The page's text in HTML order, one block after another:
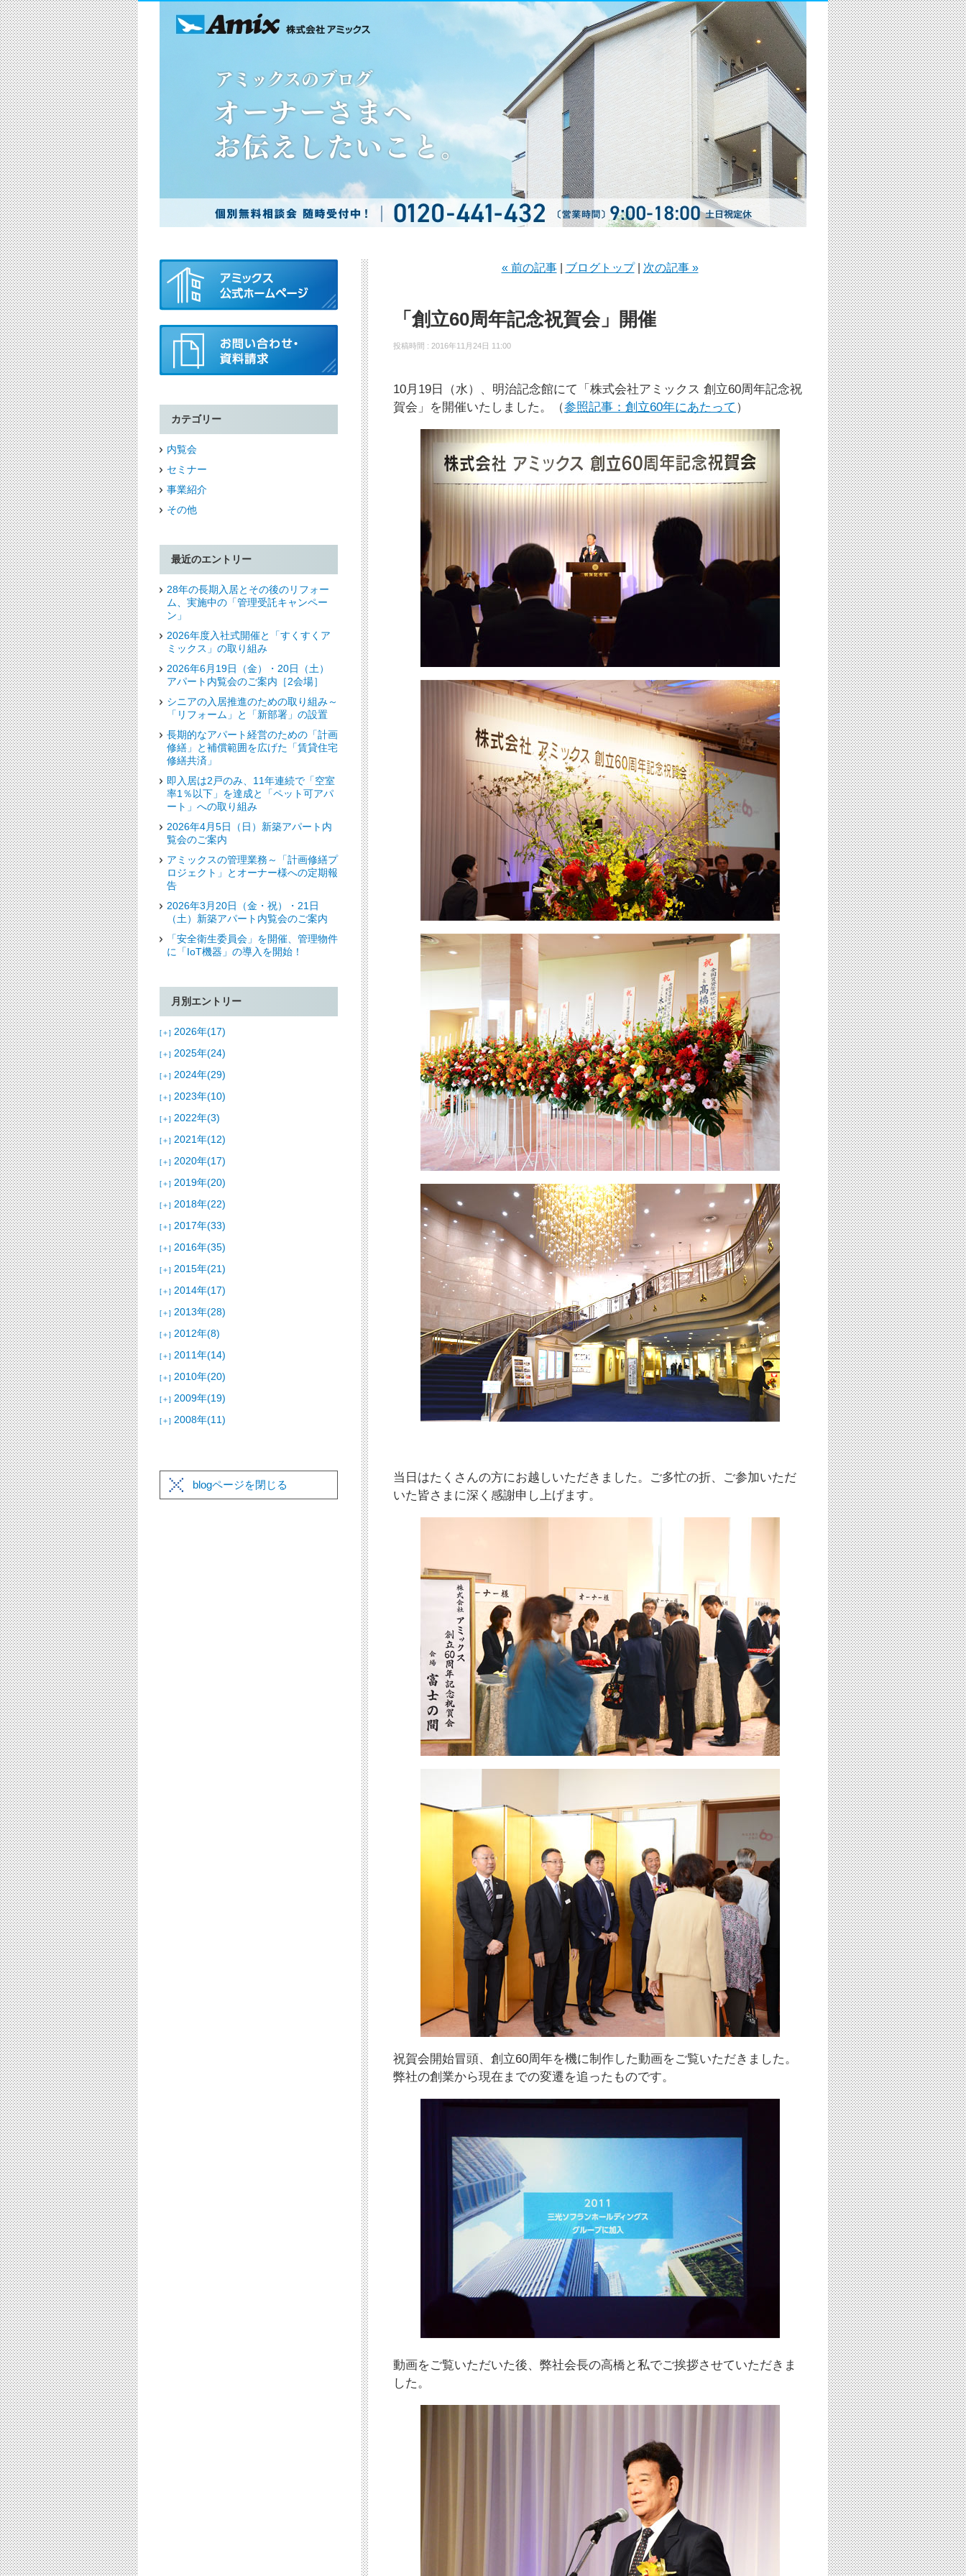
« 前の記事| ブログトップ| 次の記事 »
「創立60周年記念祝賀会」開催
投稿時間 : 2016年11月24日 11:00
10月19日（水）、明治記念館にて「株式会社アミックス 創立60周年記念祝
賀会」を開催いたしました。（参照記事：創立60年にあたって ）
当日はたくさんの方にお越しいただきました。ご多忙の折、ご参加いただ
いた皆さまに深く感謝申し上げます。
祝賀会開始冒頭、創立60周年を機に制作した動画をご覧いただきました。
弊社の創業から現在までの変遷を追ったものです。
動画をご覧いただいた後、弊社会長の高橋と私でご挨拶させていただきま
した。
カテゴリー
内覧会
セミナー
事業紹介
その他
最近のエントリー
28年の長期入居とその後のリフォー
ム、実施中の「管理受託キャンペー
ン」
2026年度入社式開催と「すくすくア
ミックス」の取り組み
2026年6月19日（金）・20日（土）
アパート内覧会のご案内［2会場］
シニアの入居推進のための取り組み～
「リフォーム」と「新部署」の設置
長期的なアパート経営のための「計画
修繕」と補償範囲を広げた「賃貸住宅
修繕共済」
即入居は2戸のみ、11年連続で「空室
率1％以下」を達成と「ペット可アパ
ート」への取り組み
2026年4月5日（日）新築アパート内
覧会のご案内
アミックスの管理業務～「計画修繕プ
ロジェクト」とオーナー様への定期報
告
2026年3月20日（金・祝）・21日
（土）新築アパート内覧会のご案内
「安全衛生委員会」を開催、管理物件
に「IoT機器」の導入を開始！
月別エントリー
[＋] 2026年(17)
[＋] 2025年(24)
[＋] 2024年(29)
[＋] 2023年(10)
[＋] 2022年(3)
[＋] 2021年(12)
[＋] 2020年(17)
[＋] 2019年(20)
[＋] 2018年(22)
[＋] 2017年(33)
[＋] 2016年(35)
[＋] 2015年(21)
[＋] 2014年(17)
[＋] 2013年(28)
[＋] 2012年(8)
[＋] 2011年(14)
[＋] 2010年(20)
[＋] 2009年(19)
[＋] 2008年(11)
blogページを閉じる